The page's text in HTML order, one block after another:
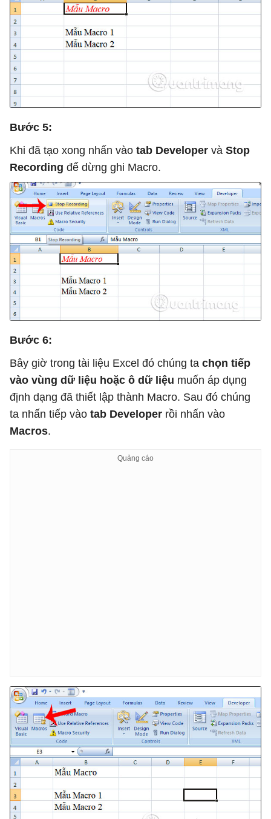
Bước 5:
Khi đã tạo xong nhấn vào tab Developer và Stop
Recording để dừng ghi Macro.
Bước 6:
Bây giờ trong tài liệu Excel đó chúng ta chọn tiếp
vào vùng dữ liệu hoặc ô dữ liệu muốn áp dụng
định dạng đã thiết lập thành Macro. Sau đó chúng
ta nhấn tiếp vào tab Developer rồi nhấn vào
Macros.